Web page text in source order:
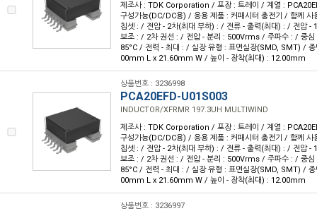
제조사 : TDK Corporation / 포장 : 트레이 / 계열 :
구성가능(DC/DC용) / 응용 제품 : 커패시터 충전기 / 함께
칩셋 : / 전압 - 2차(최대 부하) : / 전류 - 출력(최대) : / 전압 -
보조 : / 2차 권선 : / 전압 - 분리 : 500Vrms / 주파수 : / 중심
85°C / 전력 - 최대 : / 실장 유형 : 표면실장(SMD, SMT) /
00mm L x 21.60mm W / 높이 - 장착(최대) : 12.00mm
상품번호 : 3236998
PCA20EFD-U01S003
INDUCTOR/XFRMR 197.3UH MULTIWIND
제조사 : TDK Corporation / 포장 : 트레이 / 계열 :
구성가능(DC/DC용) / 응용 제품 : 커패시터 충전기 / 함께
칩셋 : / 전압 - 2차(최대 부하) : / 전류 - 출력(최대) : / 전압 -
보조 : / 2차 권선 : / 전압 - 분리 : 500Vrms / 주파수 : / 중심
85°C / 전력 - 최대 : / 실장 유형 : 표면실장(SMD, SMT) /
00mm L x 21.60mm W / 높이 - 장착(최대) : 12.00mm
상품번호 : 3236997